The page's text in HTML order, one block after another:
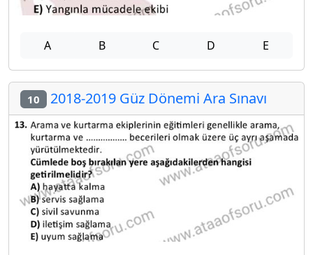
A B C D E
10 2018-2019 Güz Dönemi Ara Sınavı